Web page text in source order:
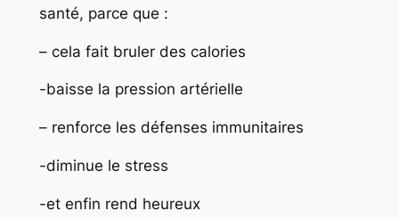
santé, parce que :
– cela fait bruler des calories
-baisse la pression artérielle
– renforce les défenses immunitaires
-diminue le stress
-et enfin rend heureux